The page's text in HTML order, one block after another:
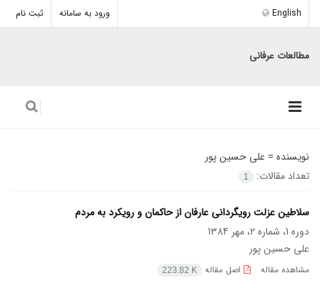
ورود به سامانه ثبت نام English
مطالعات عرفانی
نویسنده = علی حسین پور
تعداد مقالات:
1
سلاطین عزلت رویگردانی عارفان از حاکمان و رویکرد به مردم
دوره 1، شماره 2، مهر 1384
علی حسین پور
مشاهده مقاله اصل مقاله 223.82 K